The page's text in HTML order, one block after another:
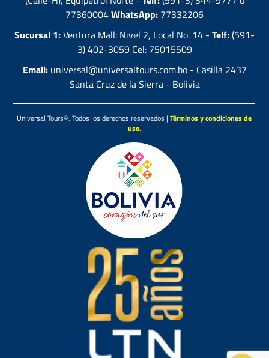
77360004WhatsApp: 77332206
Sucursal 1:Ventura Mall: Nivel 2, Local No. 14 - Telf:(591-
3) 402-3059 Cel: 75015509
Email:universal@universaltours.com.bo - Casilla 2437
Santa Cruz de la Sierra - Bolivia
Universal Tours©. Todos los derechos reservados |Términos y condiciones de
uso.